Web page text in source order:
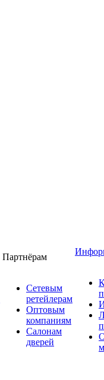
Партнёрам
Сетевым
ретейлерам
Оптовым
компаниям
Салонам
дверей